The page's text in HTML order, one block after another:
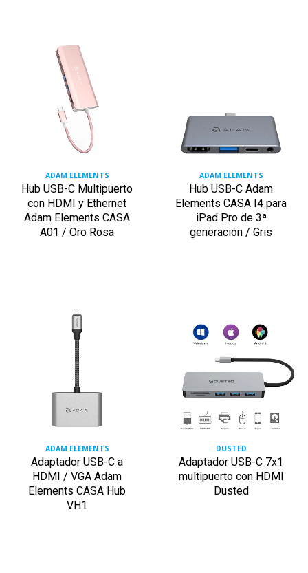
ADAM ELEMENTS
Hub USB-C Multipuerto
con HDMI y Ethernet
Adam Elements CASA
A01 / Oro Rosa
ADAM ELEMENTS
Hub USB-C Adam
Elements CASA I4 para
iPad Pro de 3ª
generación / Gris
ADAM ELEMENTS
Adaptador USB-C a
HDMI / VGA Adam
Elements CASA Hub
VH1
DUSTED
Adaptador USB-C 7x1
multipuerto con HDMI
Dusted